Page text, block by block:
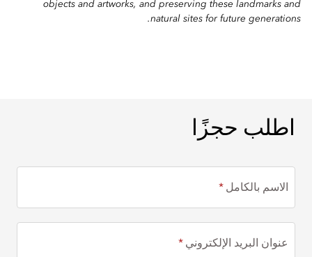
objects and artworks, and preserving these landmarks and
natural sites for future generations.
اطلب حجزًا
اطلب حجزًا
الاسم بالكامل
عنوان البريد الإلكتروني